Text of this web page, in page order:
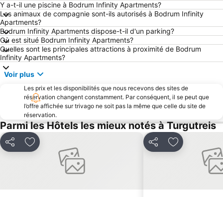
Bodrum Port
Tigaki
Fantasia
Mavisehir
Club Sahte Cennet bar and restaurant
Ortakent Public Beach
Parc aquatique de Bodrum
Siesta
Château de Saint Pierre
D-Marin Didim Marina
Camel beach
Gulluk Limani
Paradise Beach
Kalimera Café
Sunny Beach
Didim Aqua Park
Y a-t-il une piscine à Bodrum Infinity Apartments?
Les animaux de compagnie sont-ils autorisés à Bodrum Infinity
Apartments?
Bodrum Infinity Apartments dispose-t-il d'un parking?
Où est situé Bodrum Infinity Apartments?
Quelles sont les principales attractions à proximité de Bodrum
Infinity Apartments?
Voir plus
Les prix et les disponibilités que nous recevons des sites de
réservation changent constamment. Par conséquent, il se peut que
l’offre affichée sur trivago ne soit pas la même que celle du site de
réservation.
Parmi les Hôtels les mieux notés à Turgutreis
PartagerAjouter à mes favoris PartagerAjouter à